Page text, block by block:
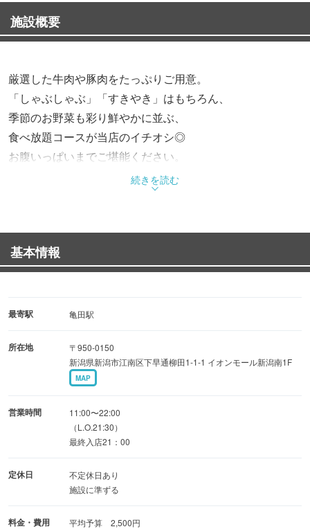
施設概要
厳選した牛肉や豚肉をたっぷりご用意。
「しゃぶしゃぶ」「すきやき」はもちろん、
季節のお野菜も彩り鮮やかに並ぶ、
食べ放題コースが当店のイチオシ◎
お腹いっぱいまでご堪能ください。
続きを読む
基本情報
最寄駅 亀田駅
所在地
〒950-0150
新潟県新潟市江南区下早通柳田1-1-1 イオンモール新潟南1F
MAP
営業時間
11:00〜22:00
（L.O.21:30）
最終入店21：00
定休日
不定休日あり
施設に準ずる
料金・費用 平均予算 2,500円